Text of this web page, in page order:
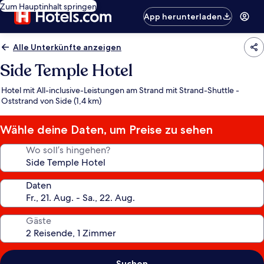
Zum Hauptinhalt springen
App herunterladen
Alle Unterkünfte anzeigen
Side Temple Hotel
Hotel mit All-inclusive-Leistungen am Strand mit Strand-Shuttle -
Oststrand von Side (1,4 km)
Wähle deine Daten, um Preise zu sehen
Wo soll’s hingehen?
Daten
Gäste